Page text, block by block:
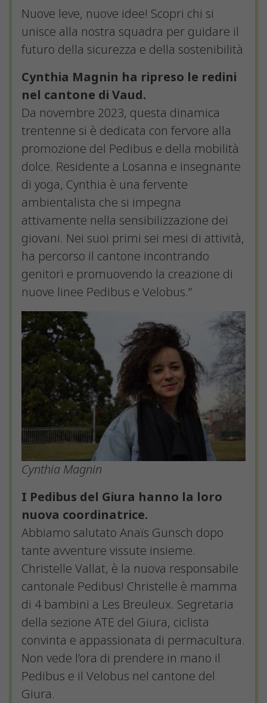
Nuove leve, nuove idee! Scopri chi si
unisce alla nostra squadra per guidare il
futuro della sicurezza e della sostenibilità
Cynthia Magnin ha ripreso le redini
nel cantone di Vaud.
Da novembre 2023, questa dinamica
trentenne si è dedicata con fervore alla
promozione del Pedibus e della mobilità
dolce. Residente a Losanna e insegnante
di yoga, Cynthia è una fervente
ambientalista che si impegna
attivamente nella sensibilizzazione dei
giovani. Nei suoi primi sei mesi di attività,
ha percorso il cantone incontrando
genitori e promuovendo la creazione di
nuove linee Pedibus e Velobus.”
Cynthia Magnin
I Pedibus del Giura hanno la loro
nuova coordinatrice.
Abbiamo salutato Anaïs Gunsch dopo
tante avventure vissute insieme.
Christelle Vallat, è la nuova responsabile
cantonale Pedibus! Christelle è mamma
di 4 bambini a Les Breuleux. Segretaria
della sezione ATE del Giura, ciclista
convinta e appassionata di permacultura.
Non vede l’ora di prendere in mano il
Pedibus e il Velobus nel cantone del
Giura.